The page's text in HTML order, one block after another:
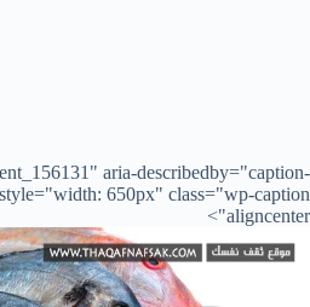
aria-describedby="caption-
650px" class="wp-caption
aligncenter">